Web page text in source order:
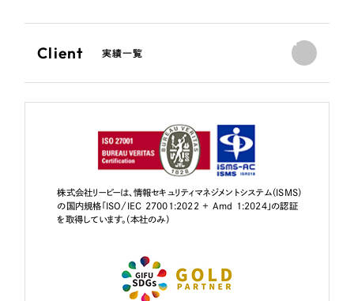
Client 実績一覧
株式会社リーピーは、情報セキュリティマネジメントシステム（ISMS）
の国内規格「ISO/IEC 27001:2022 + Amd 1:2024」の認証
を取得しています。（本社のみ）